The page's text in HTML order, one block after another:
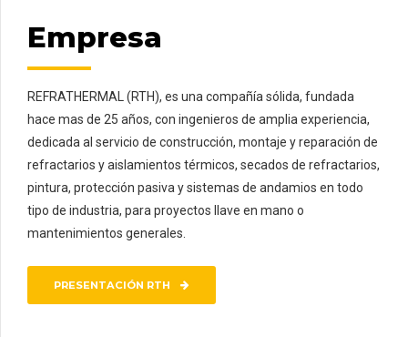
Empresa
REFRATHERMAL (RTH), es una compañía sólida, fundada
hace mas de 25 años, con ingenieros de amplia experiencia,
dedicada al servicio de construcción, montaje y reparación de
refractarios y aislamientos térmicos, secados de refractarios,
pintura, protección pasiva y sistemas de andamios en todo
tipo de industria, para proyectos llave en mano o
mantenimientos generales.
PRESENTACIÓN RTH